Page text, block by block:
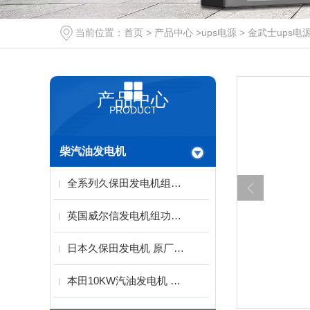
当前位置： 首页 > 产品中心 >ups电源 > 金武士ups电
产品中心
PRODUCT
柴汽油发电机
全系列久保田发电机组（西安）服务代理中心
英国威尔信发电机组功率范围9.5-2500KVA
日本久保田发电机 原厂水冷动力配备稀土永磁电机
本田10KW汽油发电机 单三相电启动KH-10000T